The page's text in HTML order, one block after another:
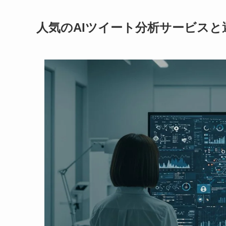
人気のAIツイート分析サービスと